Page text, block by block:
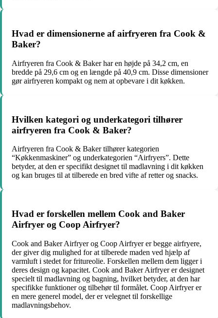
Hvad er dimensionerne af airfryeren fra Cook &
Baker?
Airfryeren fra Cook & Baker har en højde på 34,2 cm, en
bredde på 29,6 cm og en længde på 40,9 cm. Disse dimensioner
gør airfryeren kompakt og nem at opbevare i dit køkken.
Hvilken kategori og underkategori tilhører
airfryeren fra Cook & Baker?
Airfryeren fra Cook & Baker tilhører kategorien
“Køkkenmaskiner” og underkategorien “Airfryers”. Dette
betyder, at den er specifikt designet til madlavning i dit køkken
og kan bruges til at tilberede en bred vifte af retter og snacks.
Hvad er forskellen mellem Cook and Baker
Airfryer og Coop Airfryer?
Cook and Baker Airfryer og Coop Airfryer er begge airfryere,
der giver dig mulighed for at tilberede maden ved hjælp af
varmluft i stedet for fritureolie. Forskellen mellem dem ligger i
deres design og kapacitet. Cook and Baker Airfryer er designet
specielt til madlavning og bagning, hvilket betyder, at den har
specifikke funktioner og tilbehør til formålet. Coop Airfryer er
en mere generel model, der er velegnet til forskellige
madlavningsbehov.